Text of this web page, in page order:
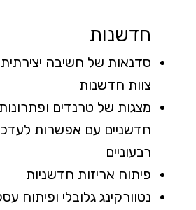
חדשנות
סדנאות של חשיבה
צוות חדשנות
מצגות של טרנדים
חדשניים עם אפשרות
רבעוניים
פיתוח אריזות חדשניות
נטוורקינג גלובלי ופיתוח